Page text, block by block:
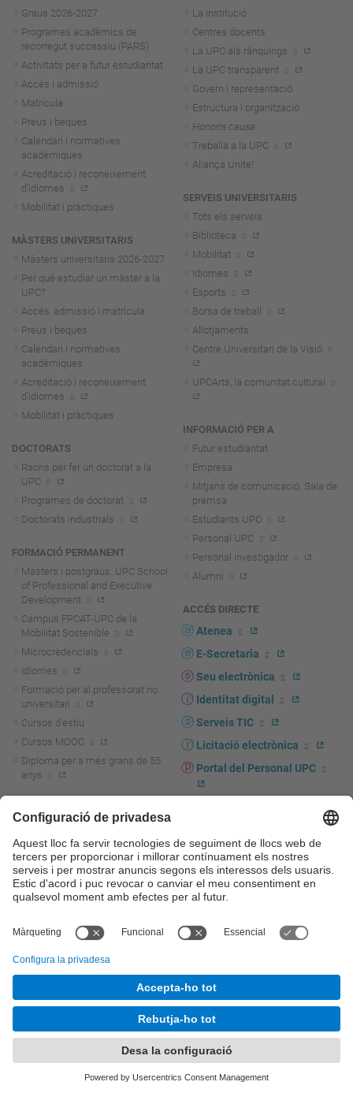
Graus 2026-2027
Programes acadèmics de
recorregut successiu (PARS)
Activitats per a futur estudiantat
Accés i admissió
Matrícula
Preus i beques
Calendari i normatives
acadèmiques
Acreditació i reconeixement
d'idiomes
Mobilitat i pràctiques
MÀSTERS UNIVERSITARIS
Màsters universitaris 2026-2027
Per què estudiar un màster a la
UPC?
Accés, admissió i matrícula
Preus i beques
Calendari i normatives
acadèmiques
Acreditació i reconeixement
d'idiomes
Mobilitat i pràctiques
DOCTORATS
Raons per fer un doctorat a la
UPC
Programes de doctorat
Doctorats industrials
FORMACIÓ PERMANENT
Màsters i postgraus. UPC School
of Professional and Executive
Development
Campus FPCAT-UPC de la
Mobilitat Sostenible
Microcredencials
Idiomes
Formació per al professorat no
universitari
Cursos d'estiu
Cursos MOOC
Diploma per a més grans de 55
anys
Actualitat R+D+I
La recerca a la UPC
La transferència, l'emprenedoria i
la innovació a la UPC
Foment i suport a la recerca
transferència, l'emprenedoria i la
Serveis per a empreses
La institució
Centres docents
La UPC als rànquings
La UPC transparent
Govern i representació
Estructura i organització
Honoris causa
Treballa a la UPC
Aliança Unite!
SERVEIS UNIVERSITARIS
Tots els serveis
Biblioteca
Mobilitat
Idiomes
Esports
Borsa de treball
Allotjaments
Centre Universitari de la Visió
UPCArts, la comunitat cultural
INFORMACIÓ PER A
Futur estudiantat
Empresa
Mitjans de comunicació. Sala de
premsa
Estudiants UPC
Personal UPC
Personal investigador
Alumni
ACCÉS DIRECTE
Atenea
E-Secretaria
Seu electrònica
Identitat digital
Serveis TIC
Licitació electrònica
Portal del Personal UPC
UPCshop, marxandatge
Sala de premsa
Seguretat i salut
Autoprotecció i emergències
© UPC Universitat Politècnica de Catalunya - BarcelonaTech
Accessibilitat
Configuració de privadesa